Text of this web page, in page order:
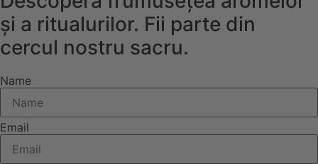
și a ritualurilor. Fii parte din
cercul nostru sacru.
Name
Email